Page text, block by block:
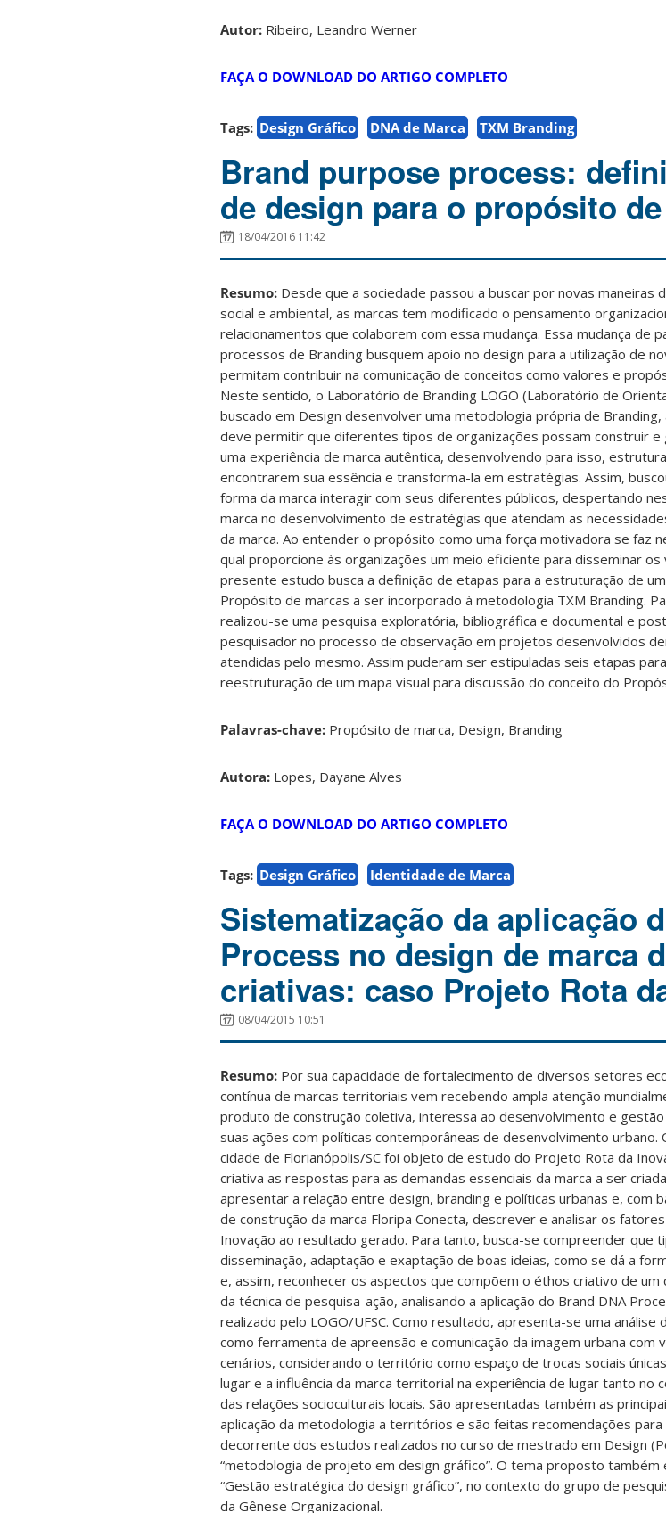
Autor: Ribeiro, Leandro Werner
FAÇA O DOWNLOAD DO ARTIGO COMPLETO
Tags: Design Gráfico DNA de Marca TXM Branding
Brand purpose process:
de design para o propósito
18/04/2016 11:42
Resumo: Desde que a sociedade passou a buscar por novas maneiras
social e ambiental, as marcas tem modificado o pensamento
relacionamentos que colaborem com essa mudança. Essa mudança de
processos de Branding busquem apoio no design para a utilização de
permitam contribuir na comunicação de conceitos como valores e
Neste sentido, o Laboratório de Branding LOGO (Laboratório de
buscado em Design desenvolver uma metodologia própria de
deve permitir que diferentes tipos de organizações possam construir e
uma experiência de marca autêntica, desenvolvendo para isso,
encontrarem sua essência e transforma-la em estratégias. Assim,
forma da marca interagir com seus diferentes públicos, despertando
marca no desenvolvimento de estratégias que atendam as
da marca. Ao entender o propósito como uma força motivadora se faz
qual proporcione às organizações um meio eficiente para disseminar
presente estudo busca a definição de etapas para a estruturação de
Propósito de marcas a ser incorporado à metodologia TXM Branding.
realizou-se uma pesquisa exploratória, bibliográfica e documental e
pesquisador no processo de observação em projetos desenvolvidos
atendidas pelo mesmo. Assim puderam ser estipuladas seis etapas
reestruturação de um mapa visual para discussão do conceito do
Palavras-chave: Propósito de marca, Design, Branding
Autora: Lopes, Dayane Alves
FAÇA O DOWNLOAD DO ARTIGO COMPLETO
Tags: Design Gráfico Identidade de Marca
Sistematização da aplicação
Process no design de marca
criativas: caso Projeto Rota
08/04/2015 10:51
Resumo: Por sua capacidade de fortalecimento de diversos setores
contínua de marcas territoriais vem recebendo ampla atenção
produto de construção coletiva, interessa ao desenvolvimento e
suas ações com políticas contemporâneas de desenvolvimento
cidade de Florianópolis/SC foi objeto de estudo do Projeto Rota da
criativa as respostas para as demandas essenciais da marca a ser
apresentar a relação entre design, branding e políticas urbanas e, com
de construção da marca Floripa Conecta, descrever e analisar os
Inovação ao resultado gerado. Para tanto, busca-se compreender que
disseminação, adaptação e exaptação de boas ideias, como se dá a
e, assim, reconhecer os aspectos que compõem o éthos criativo de
da técnica de pesquisa-ação, analisando a aplicação do Brand DNA
realizado pelo LOGO/UFSC. Como resultado, apresenta-se uma análise
como ferramenta de apreensão e comunicação da imagem urbana com
cenários, considerando o território como espaço de trocas sociais
lugar e a influência da marca territorial na experiência de lugar tanto
das relações socioculturais locais. São apresentadas também as
aplicação da metodologia a territórios e são feitas recomendações
decorrente dos estudos realizados no curso de mestrado em Design
“metodologia de projeto em design gráfico”. O tema proposto também
“Gestão estratégica do design gráfico”, no contexto do grupo de
da Gênese Organizacional.